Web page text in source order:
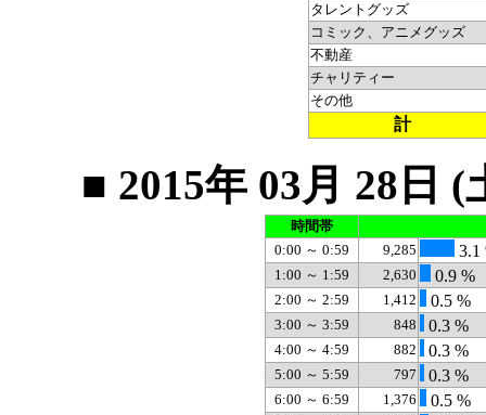
タレントグッズ
コミック、アニメグッズ
不動産
チャリティー
その他
計
■ 2015年 03月 28日
時間帯
0:00 ～ 0:59
9,285 3.1
1:00 ～ 1:59 2,630 0.9 %
2:00 ～ 2:59 1,412 0.5 %
3:00 ～ 3:59 848 0.3 %
4:00 ～ 4:59 882 0.3 %
5:00 ～ 5:59 797 0.3 %
6:00 ～ 6:59 1,376 0.5 %